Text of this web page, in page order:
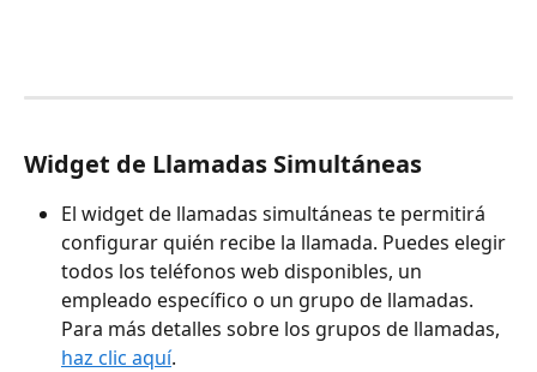
Widget de Llamadas Simultáneas
El widget de llamadas simultáneas te permitirá
configurar quién recibe la llamada. Puedes elegir
todos los teléfonos web disponibles, un
empleado específico o un grupo de llamadas.
Para más detalles sobre los grupos de llamadas,
haz clic aquí.